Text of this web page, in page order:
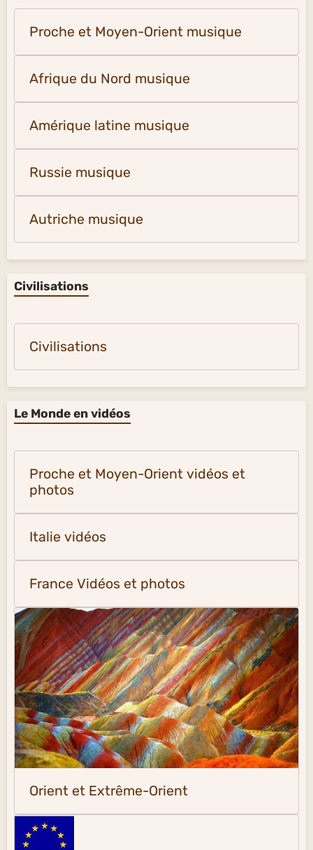
Proche et Moyen-Orient musique
Afrique du Nord musique
Amérique latine musique
Russie musique
Autriche musique
Civilisations
Civilisations
Le Monde en vidéos
Proche et Moyen-Orient vidéos et
photos
Italie vidéos
France Vidéos et photos
Orient et Extrême-Orient